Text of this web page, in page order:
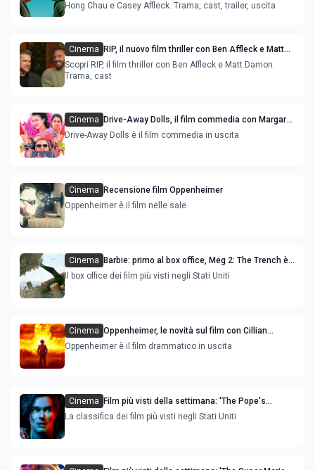
Hong Chau e Casey Affleck. Trama, cast, trailer, uscita
Cinema
RIP, il nuovo film thriller con Ben Affleck e Matt
Damon
Scopri RIP, il film thriller con Ben Affleck e Matt Damon.
Trama, cast
Cinema
Drive-Away Dolls, il film commedia con Margaret
Qualley e Geraldine Viswanathan
Drive-Away Dolls è il film commedia in uscita
Cinema
Recensione film Oppenheimer
Oppenheimer è il film nelle sale
Cinema
Barbie: primo al box office, Meg 2: The Trench è
la novità
Il box office dei film più visti negli Stati Uniti
Cinema Oppenheimer, le novità sul film con Cillian
Murphy e Emily Blunt
Oppenheimer è il film drammatico in uscita
Cinema
Film più visti della settimana: 'The Pope's
Exorcist' e 'Renfield' sono le novità
La classifica dei film più visti negli Stati Uniti